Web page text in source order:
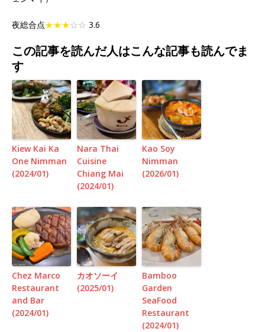
夜総合点★★★☆☆ 3.6
この記事を読んだ人はこんな記事も読んでま
す
Kiew Kai Ka
One Nimman
(2024/01)
Nara Thai
Cuisine
Chiang Mai
(2024/01)
Kao Soy
Nimman
(2026/01)
Chez Marco
Restaurant
and Bar
(2024/01)
カオソーイ
(2025/01)
Bamboo
Garden
SeaFood
Restaurant
(2024/01)